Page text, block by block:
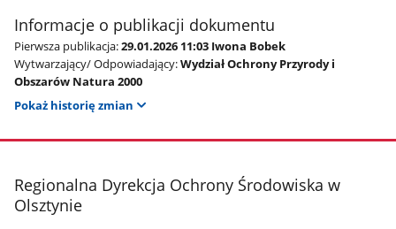
Informacje o publikacji dokumentu
Pierwsza publikacja:29.01.2026 11:03 Iwona Bobek
Wytwarzający/ Odpowiadający:Wydział Ochrony Przyrody i
Obszarów Natura 2000
Pokaż historię zmian
stopka
Regionalna Dyrekcja Ochrony Środowiska w
Olsztynie